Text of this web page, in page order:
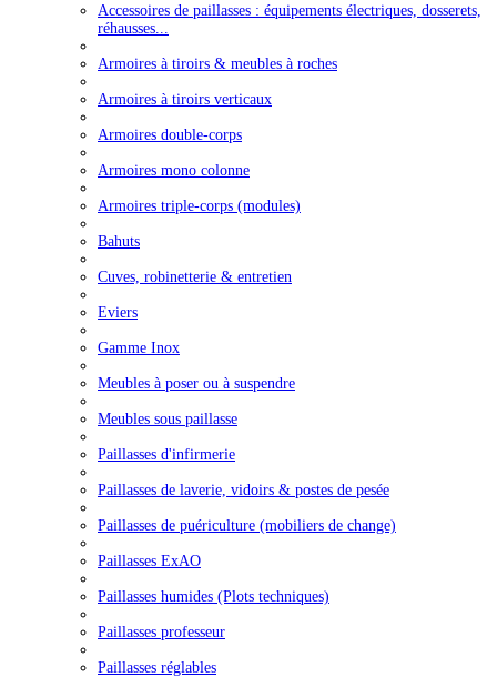
Accessoires de paillasses : équipements électriques, dosserets,
réhausses...
Armoires à tiroirs & meubles à roches
Armoires à tiroirs verticaux
Armoires double-corps
Armoires mono colonne
Armoires triple-corps (modules)
Bahuts
Cuves, robinetterie & entretien
Eviers
Gamme Inox
Meubles à poser ou à suspendre
Meubles sous paillasse
Paillasses d'infirmerie
Paillasses de laverie, vidoirs & postes de pesée
Paillasses de puériculture (mobiliers de change)
Paillasses ExAO
Paillasses humides (Plots techniques)
Paillasses professeur
Paillasses réglables